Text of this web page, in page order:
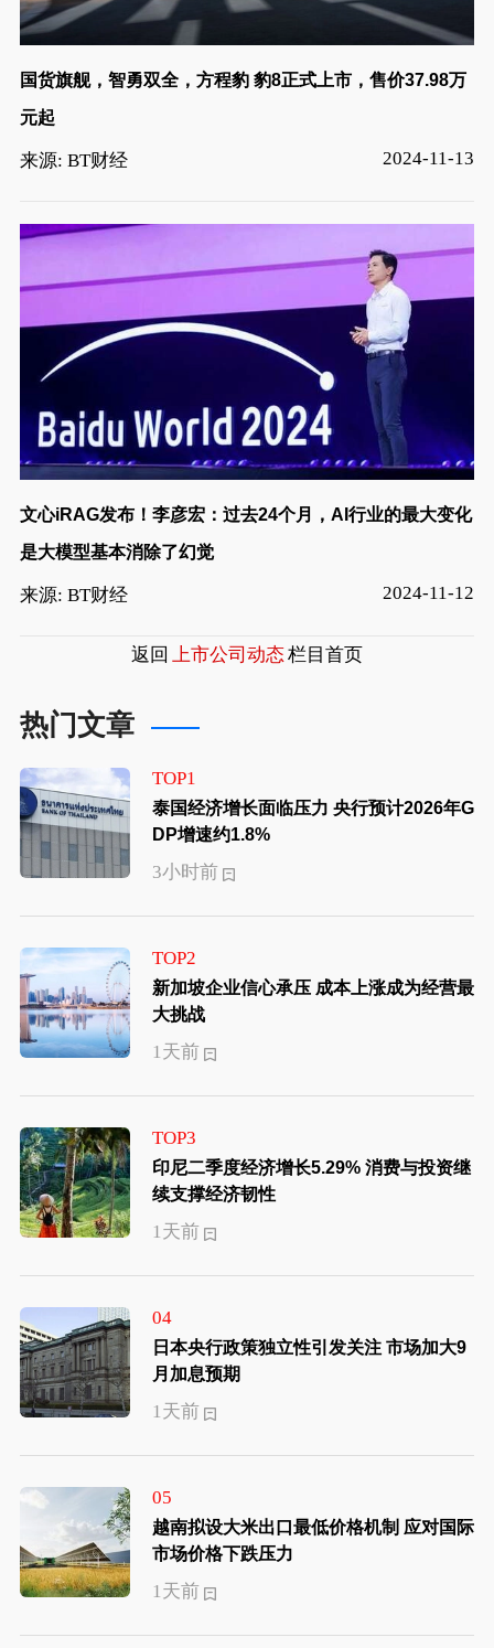
国货旗舰，智勇双全，方程豹 豹8正式上市，售价37.98万
元起
来源: BT财经 2024-11-13
文心iRAG发布！李彦宏：过去24个月，AI行业的最大变化
是大模型基本消除了幻觉
来源: BT财经 2024-11-12
返回 上市公司动态栏目首页
热门文章
TOP1
泰国经济增长面临压力 央行预计2026年G
DP增速约1.8%
3小时前
TOP2
新加坡企业信心承压 成本上涨成为经营最
大挑战
1天前
TOP3
印尼二季度经济增长5.29% 消费与投资继
续支撑经济韧性
1天前
04
日本央行政策独立性引发关注 市场加大9
月加息预期
1天前
05
越南拟设大米出口最低价格机制 应对国际
市场价格下跌压力
1天前